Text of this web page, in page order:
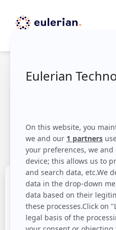
Le display est
grand nombre
Les objectifs qu’il